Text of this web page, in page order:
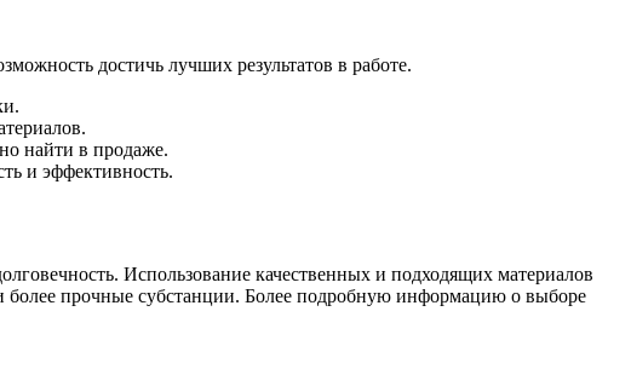
достичь лучших результатов в работе.
найти в продаже.
и эффективность.
Использование качественных и подходящих материалов
и более прочные субстанции. Более подробную информацию о выборе